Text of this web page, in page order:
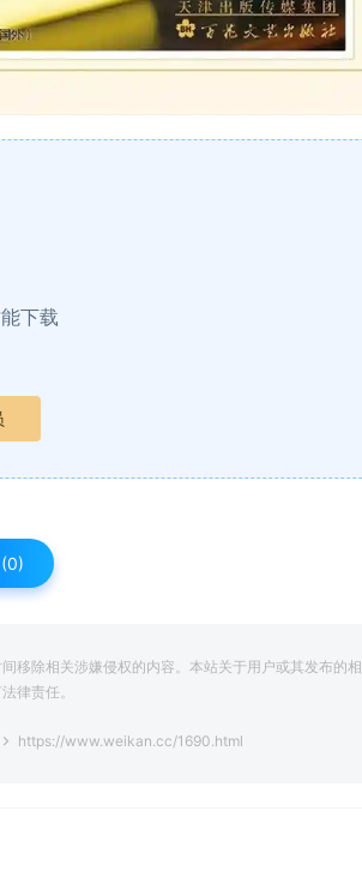
下载
0)
移除相关涉嫌侵权的内容。本站关于用户或其发布的相
律责任。
https://www.weikan.cc/1690.html